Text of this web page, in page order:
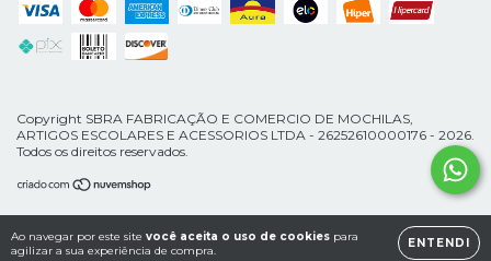
Ao navegar por este site você aceita o uso de cookies para
agilizar a sua experiência de compra.
ENTENDI
Copyright SBRA FABRICAÇÃO E COMERCIO DE MOCHILAS,
ARTIGOS ESCOLARES E ACESSORIOS LTDA - 26252610000176 - 2026.
Todos os direitos reservados.